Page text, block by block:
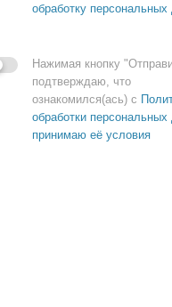
обработку персональных
Нажимая кнопку
подтверждаю, что
ознакомился(ась) с
обработки
принимаю её условия